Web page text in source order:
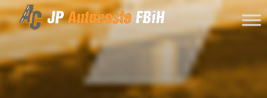
Skip to content